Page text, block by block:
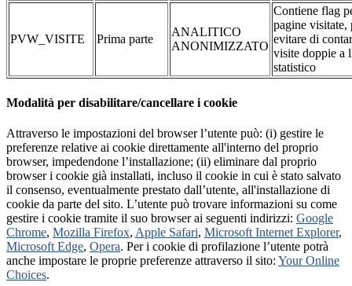
PVW_VISITE Prima parte
ANALITICO
ANONIMIZZATO
Contiene flag
pagine visitate,
evitare di
visite doppie a
statistico
Modalità per disabilitare/cancellare i cookie
Attraverso le impostazioni del browser l’utente può: (i) gestire le
preferenze relative ai cookie direttamente all'interno del proprio
browser, impedendone l’installazione; (ii) eliminare dal proprio
browser i cookie già installati, incluso il cookie in cui è stato salvato
il consenso, eventualmente prestato dall’utente, all'installazione di
cookie da parte del sito. L’utente può trovare informazioni su come
gestire i cookie tramite il suo browser ai seguenti indirizzi: Google
Chrome, Mozilla Firefox, Apple Safari, Microsoft Internet Explorer,
Microsoft Edge, Opera. Per i cookie di profilazione l’utente potrà
anche impostare le proprie preferenze attraverso il sito: Your Online
Choices.